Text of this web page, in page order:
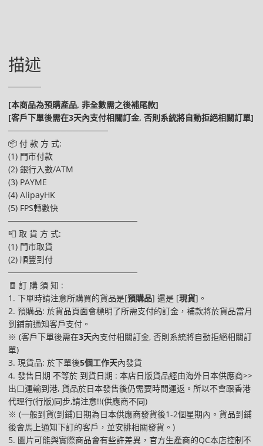
描述
[本商品為預購產品, 非全數需之後補尾款]
[客戶下單後需在3天內支付相關訂金, 否則系統將自動拒絕相關訂單]
─────────────────
📦 付 款 方 式:
(1) 門市付款
(2) 銀行入數/ATM
(3) PAYME
(4) AlipayHK
(5) FPS轉數快
──────────────────────
📮 取 貨 方 式:
(1) 門市取貨
(2) 順豐到付
──────────────────────
🧾 訂 購 須 知 :
1. 下單時請注意所購買的貨品是[預購品] 還是 [現貨]。
2. 預購品: 於貨品頁面會標明了所需支付的訂金，補款將於貨品當月
到鋪前通知客戶支付。
※ (客戶下單後需在3天內支付相關訂金, 否則系統將自動拒絕相關訂
單)
3. 現貨品: 於下單後5個工作天內發貨
4. 發售日期 不等於 到貨日期 : 本店日版貨品經由海外日本供應商>>
出口運輸到港, 貨品於日本發售後仍需要時間運返。所以不會跟香港
代理行(行版)同步,請注意!!(供應商不同)
※ (一般到貨(到鋪)日期為日本供應商發貨後1-2個星期內。貨品到鋪
後會馬上通知下訂的客戶，並安排相關發貨。)
5. 圖片可能與實際商品會有些許差異，官方生產商的QC本店控制不